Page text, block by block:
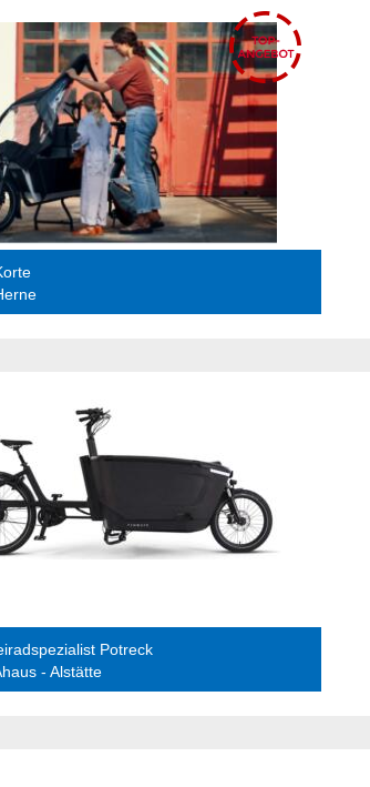
Potreck
- Alstätte